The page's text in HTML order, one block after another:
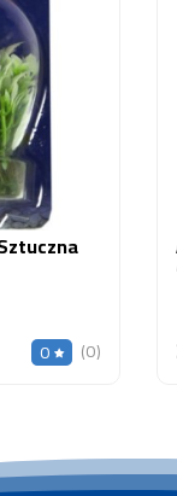
0 (0)